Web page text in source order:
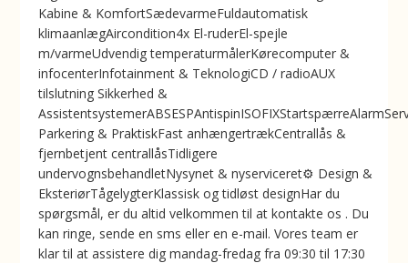
Kabine & KomfortSædevarmeFuldautomatisk
klimaanlægAircondition4x El-ruderEl-spejle
m/varmeUdvendig temperaturmålerKørecomputer &
infocenterInfotainment & TeknologiCD / radioAUX
tilslutning️ Sikkerhed &
Parkering & PraktiskFast anhængertrækCentrallås &
fjernbetjent centrallåsTidligere
undervognsbehandletNysynet & nyserviceret⚙️ Design &
EksteriørTågelygterKlassisk og tidløst designHar du
spørgsmål, er du altid velkommen til at kontakte os . Du
kan ringe, sende en sms eller en e-mail. Vores team er
klar til at assistere dig mandag-fredag fra 09:30 til 17:30